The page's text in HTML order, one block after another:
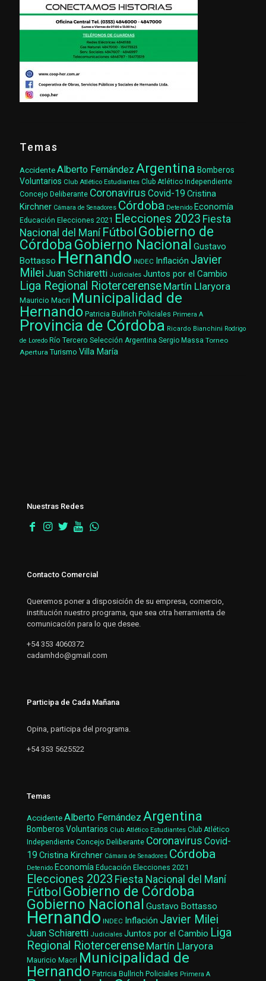
Temas
AccidenteAlberto Fernández Argentina Bomberos
Voluntarios Club Atlético Estudiantes Club Atlético Independiente
Concejo Deliberante Coronavirus Covid-19 Cristina
Kirchner Cámara de Senadores Córdoba Detenido Economía
Educación Elecciones 2021 Elecciones 2023 Fiesta
Nacional del Maní Fútbol Gobierno de
CórdobaGobierno Nacional Gustavo
Bottasso Hernando INDEC Inflación Javier
Milei Juan Schiaretti Judiciales Juntos por el Cambio
Liga Regional Riotercerense Martín Llaryora
Mauricio Macri Municipalidad de
Hernando Patricia Bullrich Policiales Primera A
Provincia de Córdoba Ricardo Bianchini Rodrigo
de Loredo Río Tercero Selección Argentina Sergio Massa Torneo
Apertura Turismo Villa María
Nuestras Redes
Contacto Comercial
Queremos poner a disposición de su empresa, comercio,
institución nuestro programa, que sea otra herramienta de
comunicación para lo que desee.
+54 353 4060372
cadamhdo@gmail.com
Participa de Cada Mañana
Opina, participa del programa.
+54 353 5625522
Temas
AccidenteAlberto Fernández Argentina
Bomberos Voluntarios Club Atlético Estudiantes Club Atlético
Independiente Concejo Deliberante Coronavirus Covid-
19 Cristina Kirchner Cámara de Senadores Córdoba
Detenido Economía Educación Elecciones 2021
Elecciones 2023 Fiesta Nacional del Maní
Fútbol Gobierno de Córdoba
Gobierno Nacional Gustavo Bottasso
Hernando INDEC Inflación Javier Milei
Juan Schiaretti Judiciales Juntos por el Cambio Liga
Regional Riotercerense Martín Llaryora
Mauricio Macri Municipalidad de
Hernando Patricia Bullrich Policiales Primera A